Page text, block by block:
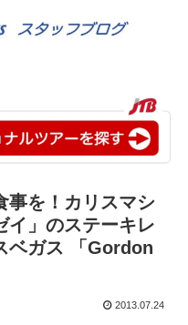
事を！カリスマシ
イ」のステーキレ
ベガス 「Gordon
2013.07.24